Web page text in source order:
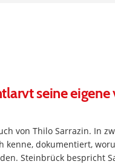
seine
von Thilo Sarrazin. In
kenne, dokumentiert,
Steinbrück bespricht